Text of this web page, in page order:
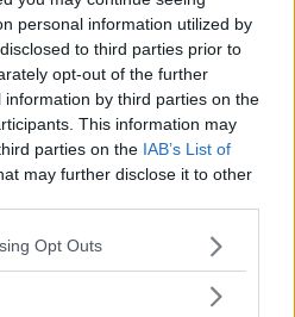
personal information utilized by
to third parties prior to
opt-out of the further
by third parties on the
This information may
parties on the IAB’s List of
may further disclose it to other
app uses one or more Google
behaviour. You may click to
Opt Outs
får sämre egenskaper att
mångfalden i sådant fall
har även lyfts tidigare,
annat avföreträdare i
Svebio .
EU sina utsläpp genom att
ett varnande exempel på hur
när man väljer att inte beakta
säger Stefan Wirsenius till